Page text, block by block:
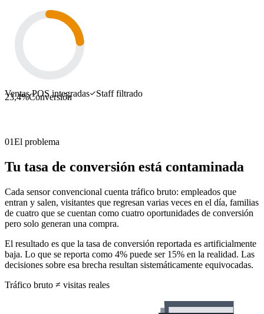
23,4%Conversión
Ventas POS integradas Staff filtrado
01El problema
Tu tasa de conversión está contaminada
Cada sensor convencional cuenta tráfico bruto: empleados que
entran y salen, visitantes que regresan varias veces en el día, familias
de cuatro que se cuentan como cuatro oportunidades de conversión
pero solo generan una compra.
El resultado es que la tasa de conversión reportada es artificialmente
baja. Lo que se reporta como 4% puede ser 15% en la realidad. Las
decisiones sobre esa brecha resultan sistemáticamente equivocadas.
Tráfico bruto ≠ visitas reales